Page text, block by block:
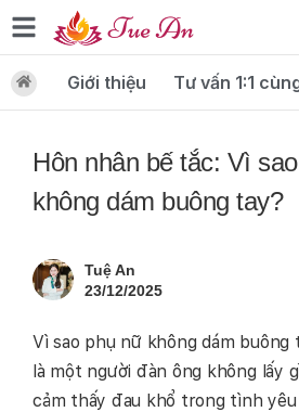
Giới thiệu Tư vấn 1:1
Hôn nhân bế tắc: Vì
không dám buông tay?
Tuệ An
23/12/2025
Vì sao phụ nữ không dám buông
là một người đàn ông không lấy
cảm thấy đau khổ trong tình